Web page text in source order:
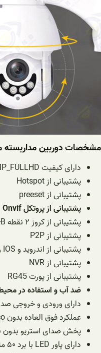
مشخصات دوربین مداربسته
دارای کیفیت 2MP_FULLHD
پشتیبانی از Hotspot
پشتیبانی از preeset
پشتیبانی از پروتکل Onvif
پشتیبانی از کروز ۲ نقطه A-B
پشتیبانی از P2P
پشتیبانی از اندروید و IOS و windows
پشتیبانی از NVR
پشتیبانی از پورت RG45
ضد آب و استفاده در
دارای ورودی و خروجی
عملکرد فوق العاده بدون Eco میکروفون
پخش صدای استریو بدون
دارای پاور LED با برد ۵۰ متر مفید